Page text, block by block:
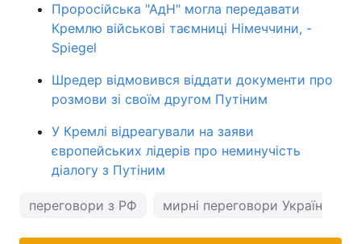
Проросійська "АдН" могла передавати
Кремлю військові таємниці Німеччини, -
Spiegel
Шредер відмовився віддати документи про
розмови зі своїм другом Путіним
У Кремлі відреагували на заяви
європейських лідерів про неминучість
діалогу з Путіним
переговори з РФ мирні переговори Україна